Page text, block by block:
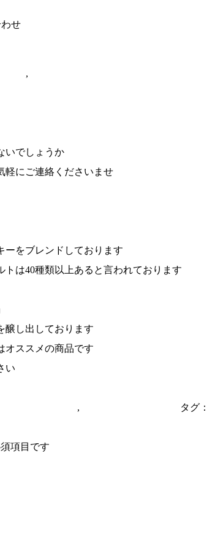
,
いでしょうか
軽にご連絡くださいませ
ーをブレンドしております
は40種類以上あると言われております
醸し出しております
オススメの商品です
い
, タグ：
項目です